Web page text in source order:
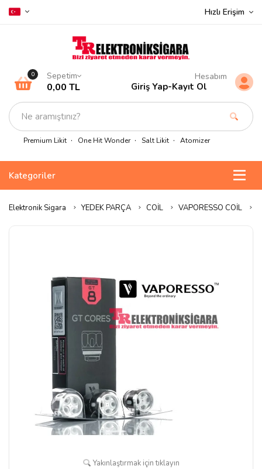
Hızlı Erişim
Premium Likit One Hit Wonder Salt Likit Atomizer
0 Sepetim
0,00 TL
Hesabım
Giriş Yap-Kayıt Ol
Kategoriler
Elektronik Sigara YEDEK PARÇA COİL VAPORESSO COİL
Yakınlaştırmak için tıklayın